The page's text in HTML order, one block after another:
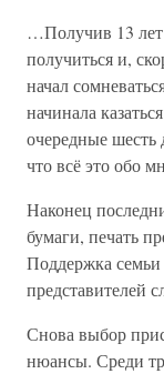
…Получив 13 лет
получиться и,
начал
начинала
очередные шесть
что всё это обо
Наконец
бумаги, печать
Поддержка
представителей
Снова выбор
нюансы. Среди